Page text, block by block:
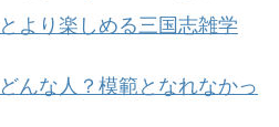
より楽しめる三国志雑学
んな人？模範となれなかっ